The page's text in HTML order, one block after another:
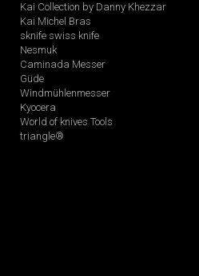
Kai Collection by Danny Khezzar
Kai Michel Bras
sknife swiss knife
Nesmuk
Caminada Messer
Güde
Windmühlenmesser
Kyocera
World of knives Tools
triangle®